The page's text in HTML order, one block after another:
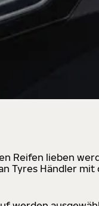
Reifen lieben
Tyres Händler